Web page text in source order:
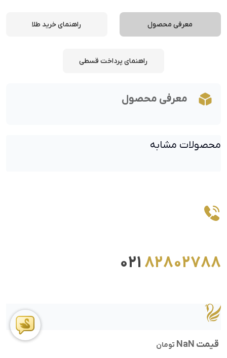
قیمت NaN تومان
معرفی محصول راهنمای خرید طلا
راهنمای پرداخت قسطی
معرفی محصول
محصولات مشابه
82802788
021